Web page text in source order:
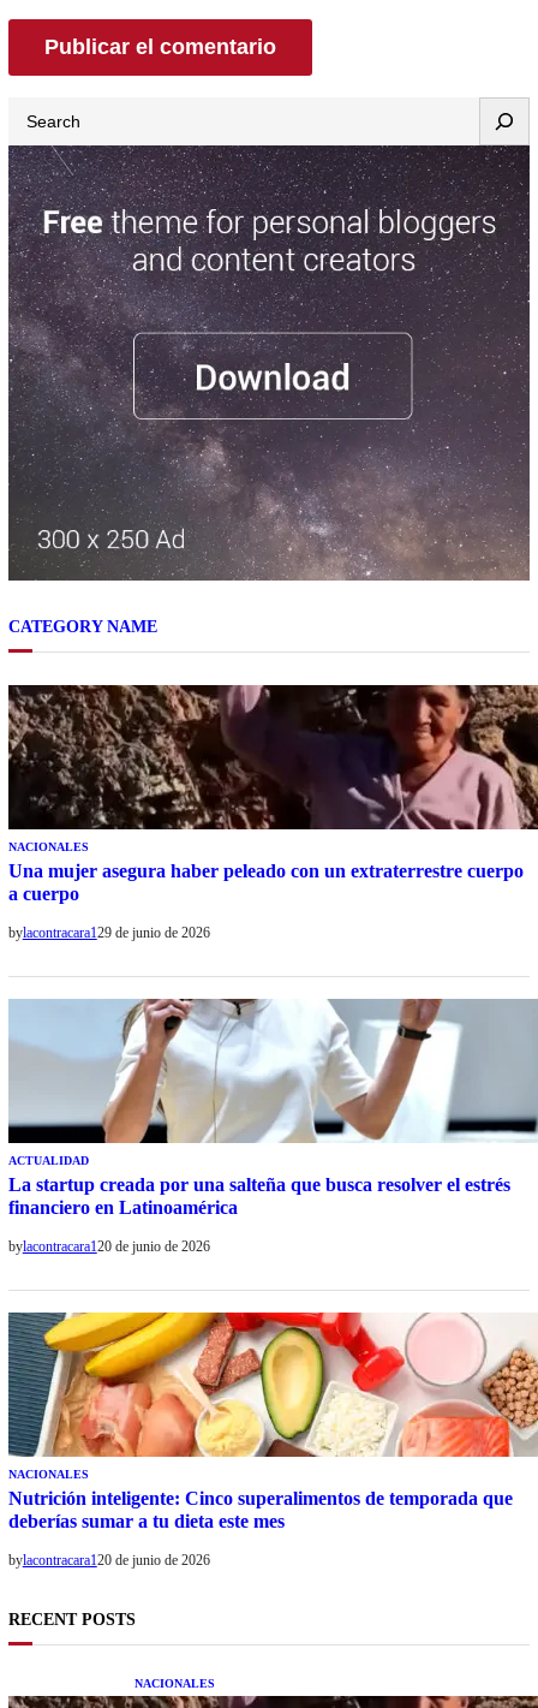
CATEGORY NAME
NACIONALES
Una mujer asegura haber peleado con un extraterrestre cuerpo
a cuerpo
bylacontracara129 de junio de 2026
ACTUALIDAD
La startup creada por una salteña que busca resolver el estrés
financiero en Latinoamérica
bylacontracara120 de junio de 2026
NACIONALES
Nutrición inteligente: Cinco superalimentos de temporada que
deberías sumar a tu dieta este mes
bylacontracara120 de junio de 2026
RECENT POSTS
NACIONALES